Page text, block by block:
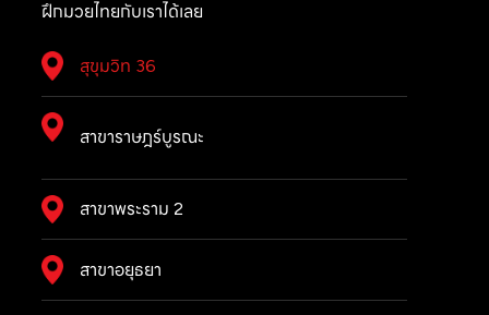
ฝึกมวยไทยกับเราได้เลย
สุขุมวิท 36
สาขาราษฎร์บูรณะ
สาขาพระราม 2
สาขาอยุธยา